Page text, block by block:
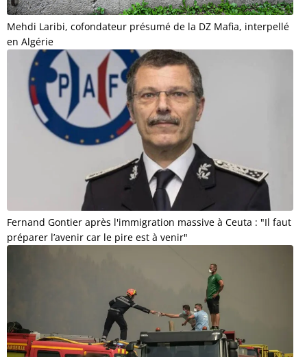
Mehdi Laribi, cofondateur présumé de la DZ Mafia, interpellé
en Algérie
Fernand Gontier après l'immigration massive à Ceuta : "Il faut
préparer l’avenir car le pire est à venir"